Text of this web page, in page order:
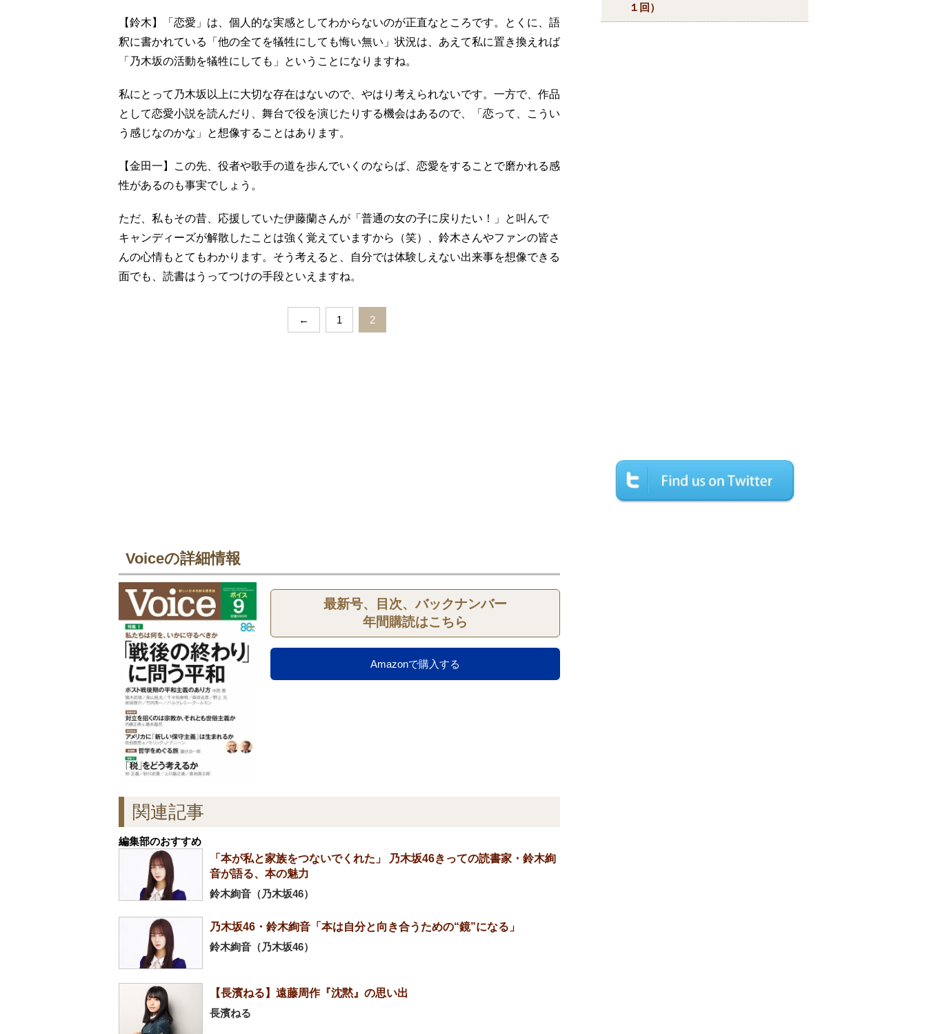
【鈴木】「恋愛」は、個人的な実感としてわからないのが正直なところです。とくに、語
釈に書かれている「他の全てを犠牲にしても悔い無い」状況は、あえて私に置き換えれば
「乃木坂の活動を犠牲にしても」ということになりますね。
私にとって乃木坂以上に大切な存在はないので、やはり考えられないです。一方で、作品
として恋愛小説を読んだり、舞台で役を演じたりする機会はあるので、「恋って、こうい
う感じなのかな」と想像することはあります。
【金田一】この先、役者や歌手の道を歩んでいくのならば、恋愛をすることで磨かれる感
性があるのも事実でしょう。
ただ、私もその昔、応援していた伊藤蘭さんが「普通の女の子に戻りたい！」と叫んで
キャンディーズが解散したことは強く覚えていますから（笑）、鈴木さんやファンの皆さ
んの心情もとてもわかります。そう考えると、自分では体験しえない出来事を想像できる
面でも、読書はうってつけの手段といえますね。
← 1 2
Voiceの詳細情報
最新号、目次、バックナンバー
年間購読はこちら
Amazonで購入する
関連記事
編集部のおすすめ
「本が私と家族をつないでくれた」 乃木坂46きっての読書家・鈴木絢
音が語る、本の魅力
鈴木絢音（乃木坂46）
乃木坂46・鈴木絢音「本は自分と向き合うための“鏡”になる」
鈴木絢音（乃木坂46）
【長濱ねる】遠藤周作『沈黙』の思い出
長濱ねる
１回）